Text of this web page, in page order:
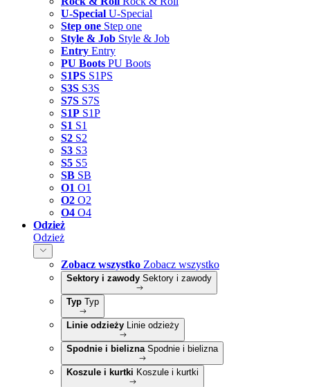
U-Special U-Special
Step one Step one
Style & Job Style & Job
Entry Entry
PU Boots PU Boots
S1PS S1PS
S3S S3S
S7S S7S
S1P S1P
S1 S1
S2 S2
S3 S3
S5 S5
SB SB
O1 O1
O2 O2
O4 O4
Odzież
Odzież
Zobacz wszystko Zobacz wszystko
Sektory i zawody Sektory i zawody
Typ Typ
Linie odzieży Linie odzieży
Spodnie i bielizna Spodnie i bielizna
Koszule i kurtki Koszule i kurtki